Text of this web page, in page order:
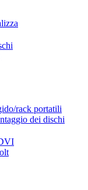
rack portatili
dei dischi